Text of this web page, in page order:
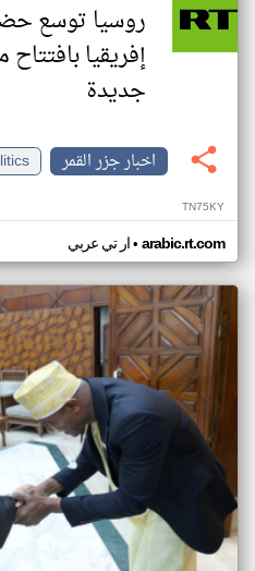
روسيا توسع
جديدة
اخبار جزر القمر
TN75KY
ار تي عربي• arabic.rt.com